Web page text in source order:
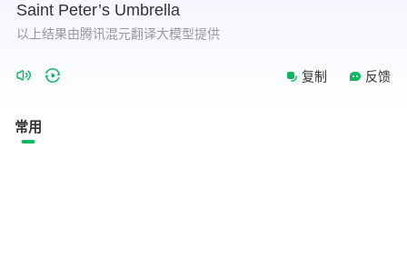
Saint Peter’s Umbrella
以上结果由腾讯混元翻译大模型提供
复制 反馈
常用